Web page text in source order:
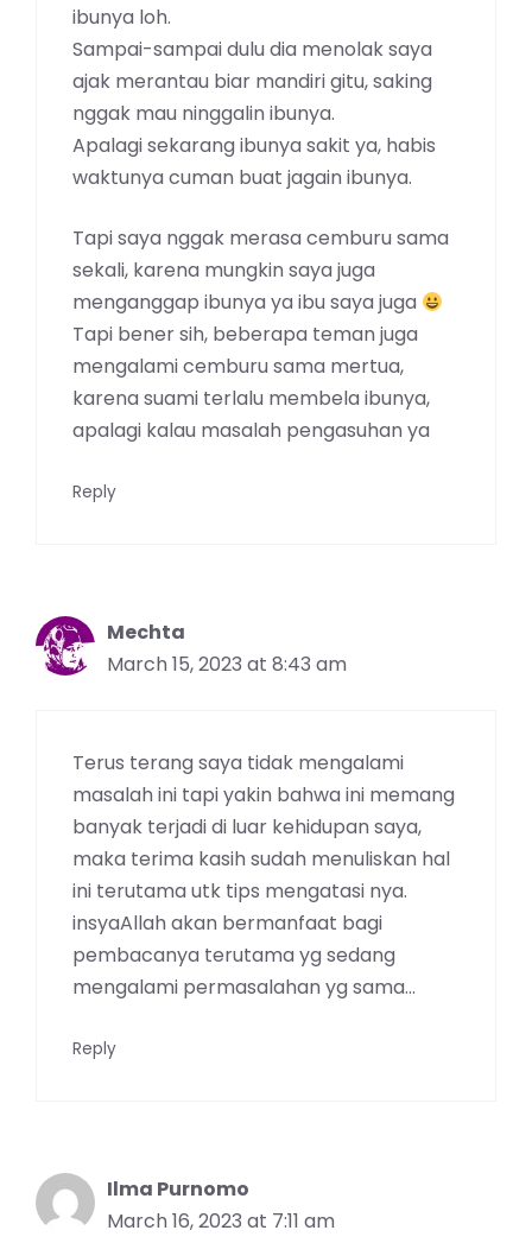
ibunya loh.
Sampai-sampai dulu dia menolak saya
ajak merantau biar mandiri gitu, saking
nggak mau ninggalin ibunya.
Apalagi sekarang ibunya sakit ya, habis
waktunya cuman buat jagain ibunya.
Tapi saya nggak merasa cemburu sama
sekali, karena mungkin saya juga
menganggap ibunya ya ibu saya juga
Tapi bener sih, beberapa teman juga
mengalami cemburu sama mertua,
karena suami terlalu membela ibunya,
apalagi kalau masalah pengasuhan ya
Reply
Mechta
March 15, 2023 at 8:43 am
Terus terang saya tidak mengalami
masalah ini tapi yakin bahwa ini memang
banyak terjadi di luar kehidupan saya,
maka terima kasih sudah menuliskan hal
ini terutama utk tips mengatasi nya.
insyaAllah akan bermanfaat bagi
pembacanya terutama yg sedang
mengalami permasalahan yg sama…
Reply
Ilma Purnomo
March 16, 2023 at 7:11 am